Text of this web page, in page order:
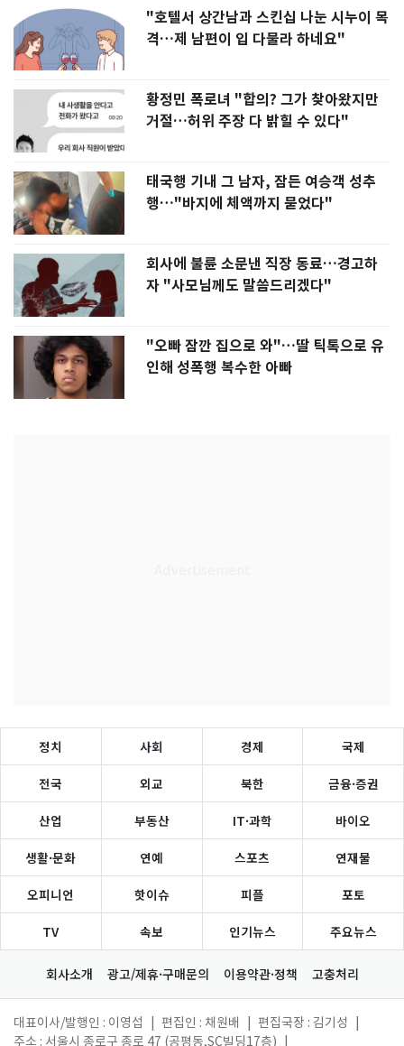
"호텔서 상간남과 스킨십 나눈 시누이 목
격…제 남편이 입 다물라 하네요"
황정민 폭로녀 "합의? 그가 찾아왔지만
거절…허위 주장 다 밝힐 수 있다"
태국행 기내 그 남자, 잠든 여승객 성추
행…"바지에 체액까지 묻었다"
회사에 불륜 소문낸 직장 동료…경고하
자 "사모님께도 말씀드리겠다"
"오빠 잠깐 집으로 와"…딸 틱톡으로 유
인해 성폭행 복수한 아빠
정치 사회 경제 국제
전국 외교 북한 금융·증권
산업 부동산 IT·과학 바이오
생활·문화 연예 스포츠 연재물
오피니언 핫이슈 피플 포토
TV 속보 인기뉴스 주요뉴스
회사소개 광고/제휴·구매문의 이용약관·정책 고충처리
대표이사/발행인 : 이영섭 편집인 : 채원배 편집국장 : 김기성
주소 : 서울시 종로구 종로 47 (공평동,SC빌딩17층)